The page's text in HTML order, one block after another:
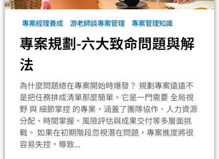
專案經理養成 游老師談專案管理 專案管理知識
專案規劃-六大致命問題與解
法
為什麼問題總在專案開始時爆發？ 規劃專案遠遠不
是把任務排成清單那麼簡單。它是一門需要 全局視
野 與 細節掌控 的專業，涵蓋了團隊協作、人力資源
分配、時間掌握、風險評估與成果交付等多層面挑
戰。 如果在初期階段忽視潛在問題，專案進度將很
容易失控，導致...